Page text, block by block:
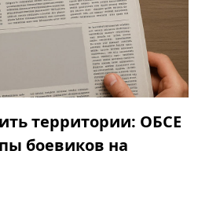
территории: ОБСЕ
боевиков на